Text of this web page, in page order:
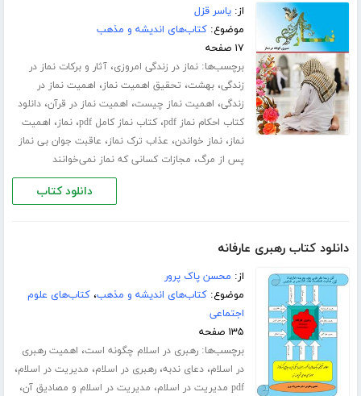
از:یاسر قزل
موضوع:کتاب‌های اندیشه و مذهب
۱۷ صفحه
برچسب‌ها:نماز در زندگی امروزی،آثار و برکات نماز در
زندگی،بهشت، تحقیق اهمیت نماز، اهمیت نماز در
زندگی، اهمیت نماز چیست، اهمیت نماز در قرآن،دانلود
کتاب احکام نماز pdf
،کتاب نماز کامل pdf ،نماز، اهمیت
نماز،نماز خواندن، عذاب ترک نماز، عاقبت جوان بی نماز
پس از مرگ، مجازات کسانی که نماز نمی‌خوانند
دانلود کتاب
دانلود کتاب رهبری عارفانه
از: محسن پاک پرور
موضوع:کتاب‌های اندیشه و مذهب،کتاب‌های علوم
اجتماعی
۱۳۵ صفحه
برچسب‌ها:رهبری در اسلام چگونه است، اهمیت رهبری
در اسلام،دعای ندبه،رهبری در اسلام، مدیریت در اسلام،
pdf مدیریت در اسلام ، مدیریت در اسلام و مصادیق آن،